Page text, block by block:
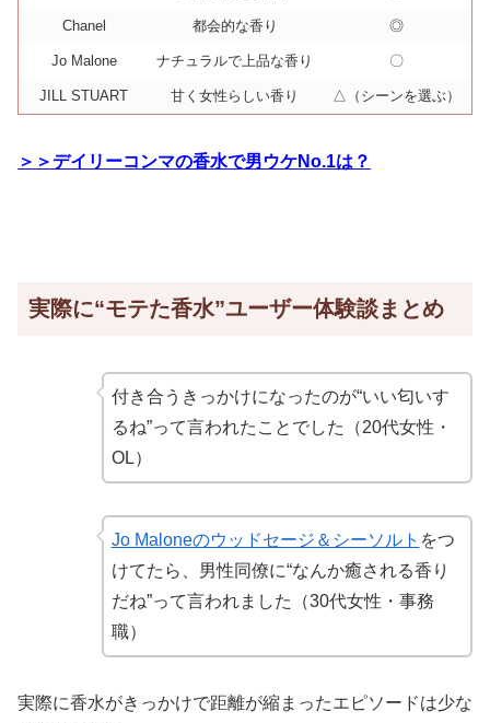
Chanel 都会的な香り ◎
Jo Malone ナチュラルで上品な香り 〇
JILL STUART 甘く女性らしい香り △（シーンを選ぶ）
＞＞デイリーコンマの香水で男ウケNo.1は？
実際に“モテた香水”ユーザー体験談まとめ
付き合うきっかけになったのが“いい匂いす
るね”って言われたことでした（20代女性・
OL）
Jo Maloneのウッドセージ＆シーソルト をつ
けてたら、男性同僚に“なんか癒される香り
だね”って言われました（30代女性・事務
職）
実際に香水がきっかけで距離が縮まったエピソードは少な